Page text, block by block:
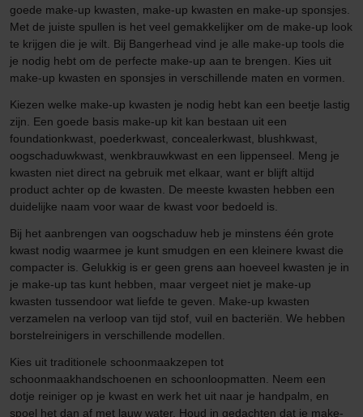
goede make-up kwasten, make-up kwasten en make-up sponsjes.
Met de juiste spullen is het veel gemakkelijker om de make-up look
te krijgen die je wilt. Bij Bangerhead vind je alle make-up tools die
je nodig hebt om de perfecte make-up aan te brengen. Kies uit
make-up kwasten en sponsjes in verschillende maten en vormen.
Kiezen welke make-up kwasten je nodig hebt kan een beetje lastig
zijn. Een goede basis make-up kit kan bestaan uit een
foundationkwast, poederkwast, concealerkwast, blushkwast,
oogschaduwkwast, wenkbrauwkwast en een lippenseel. Meng je
kwasten niet direct na gebruik met elkaar, want er blijft altijd
product achter op de kwasten. De meeste kwasten hebben een
duidelijke naam voor waar de kwast voor bedoeld is.
Bij het aanbrengen van oogschaduw heb je minstens één grote
kwast nodig waarmee je kunt smudgen en een kleinere kwast die
compacter is. Gelukkig is er geen grens aan hoeveel kwasten je in
je make-up tas kunt hebben, maar vergeet niet je make-up
kwasten tussendoor wat liefde te geven. Make-up kwasten
verzamelen na verloop van tijd stof, vuil en bacteriën. We hebben
borstelreinigers in verschillende modellen.
Kies uit traditionele schoonmaakzepen tot
schoonmaakhandschoenen en schoonloopmatten. Neem een
dotje reiniger op je kwast en werk het uit naar je handpalm, en
spoel het dan af met lauw water. Houd in gedachten dat je make-